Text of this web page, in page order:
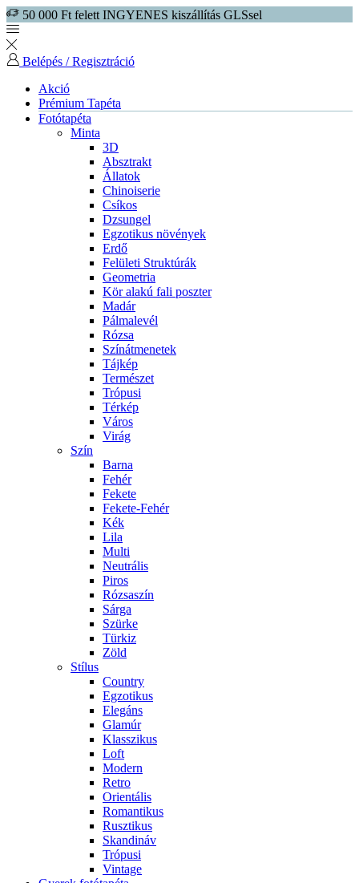
50 000 Ft felett INGYENES kiszállítás GLSsel
Belépés / Regisztráció
Akció
Prémium Tapéta
Fotótapéta
Minta
3D
Absztrakt
Állatok
Chinoiserie
Csíkos
Dzsungel
Egzotikus növények
Erdő
Felületi Struktúrák
Geometria
Kör alakú fali poszter
Madár
Pálmalevél
Rózsa
Színátmenetek
Tájkép
Természet
Trópusi
Térkép
Város
Virág
Szín
Barna
Fehér
Fekete
Fekete-Fehér
Kék
Lila
Multi
Neutrális
Piros
Rózsaszín
Sárga
Szürke
Türkiz
Zöld
Stílus
Country
Egzotikus
Elegáns
Glamúr
Klasszikus
Loft
Modern
Retro
Orientális
Romantikus
Rusztikus
Skandináv
Trópusi
Vintage